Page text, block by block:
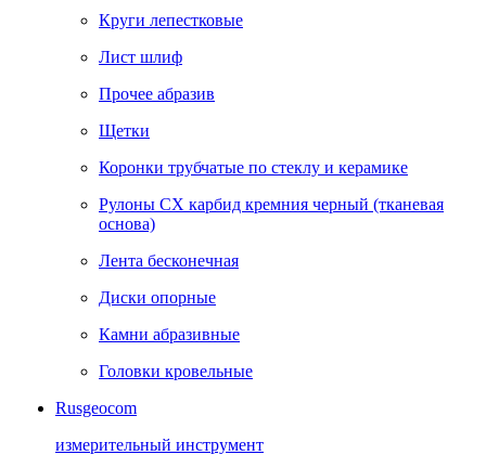
Круги лепестковые
Лист шлиф
Прочее абразив
Щетки
Коронки трубчатые по стеклу и керамике
Рулоны CX карбид кремния черный (тканевая
основа)
Лента бесконечная
Диски опорные
Камни абразивные
Головки кровельные
Rusgeocom
измерительный инструмент